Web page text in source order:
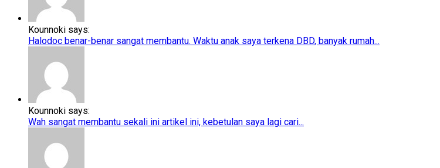
Kounnoki says:
Halodoc benar-benar sangat membantu. Waktu anak saya terkena DBD, banyak rumah...
Kounnoki says:
Wah sangat membantu sekali ini artikel ini, kebetulan saya lagi cari...